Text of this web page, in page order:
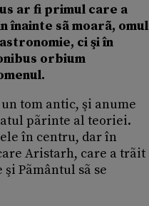
ar fi primul care a
înainte sã moarã, omul
ci şi în
orbium
tom antic, şi anume
pãrinte al teoriei.
în centru, dar în
Aristarh, care a trãit
Pãmântul sã se